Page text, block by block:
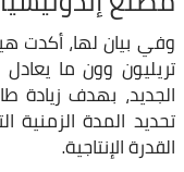
تحديد المدة الزمنية
القدرة الإنتاجية.